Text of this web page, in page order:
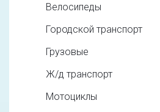
Велосипеды
Городской транспорт
Грузовые
Ж/д транспорт
Мотоциклы